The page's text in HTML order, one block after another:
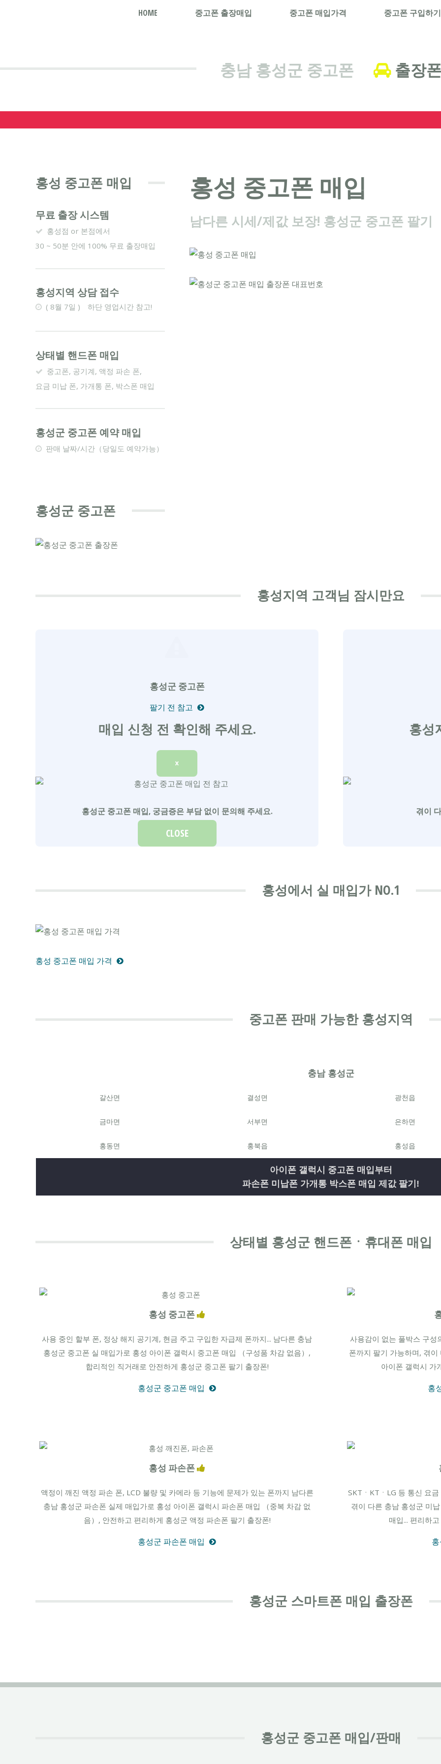
충남 홍성군 중고폰 출장
HOME 중고폰 출장매입 중고폰 매입가격 중고폰 구입하기
홍성 중고폰 매입
무료 출장 시스템
홍성점 or 본점에서
30 ~ 50분 안에 100% 무료 출장매입
홍성지역 상담 접수
( 8월 7일 ) 하단 영업시간 참고!
상태별 핸드폰 매입
중고폰, 공기계, 액정 파손 폰,
요금 미납 폰, 가개통 폰, 박스폰 매입
홍성군 중고폰 예약 매입
판매 날짜/시간（당일도 예약가능）
홍성군 중고폰
홍성 중고폰 매입
남다른 시세/제값 보장! 홍성군 중고폰 팔기
홍성지역 고객님 잠시만요
홍성군 중고폰
팔기 전 참고
매입 신청 전 확인해 주세요.
×
홍성군 중고폰 매입, 궁금증은 부담 없이 문의해 주세요.
CLOSE
홍성
겪이
홍성에서 실 매입가 NO.1
홍성 중고폰 매입 가격
중고폰 판매 가능한 홍성지역
충남 홍성군
갈산면 결성면 광천읍
금마면 서부면 은하면
홍동면 홍북읍 홍성읍
아이폰 갤럭시 중고폰 매입부터
파손폰 미납폰 가개통 박스폰 매입 제값 팔기!
상태별 홍성군 핸드폰ㆍ휴대폰 매입
홍성 중고폰
사용 중인 할부 폰, 정상 해지 공기계, 현금 주고 구입한 자급제 폰까지... 남다른 충남
홍성군 중고폰 실 매입가로 홍성 아이폰 갤럭시 중고폰 매입 （구성품 차감 없음）,
합리적인 직거래로 안전하게 홍성군 중고폰 팔기 출장폰!
홍성군 중고폰 매입
사용감이 없는 풀박스 구성
폰까지 팔기 가능하며, 겪
아이폰 갤럭시 가
홍
홍성 파손폰
액정이 깨진 액정 파손 폰, LCD 불량 및 카메라 등 기능에 문제가 있는 폰까지 남다른
충남 홍성군 파손폰 실제 매입가로 홍성 아이폰 갤럭시 파손폰 매입 （중복 차감 없
음）, 안전하고 편리하게 홍성군 액정 파손폰 팔기 출장폰!
홍성군 파손폰 매입
SKTㆍKTㆍLG 등 통신 요
겪이 다른 충남 홍성군 미
매입... 편리하
홍성군 스마트폰 매입 출장폰
홍성군 중고폰 매입/판매